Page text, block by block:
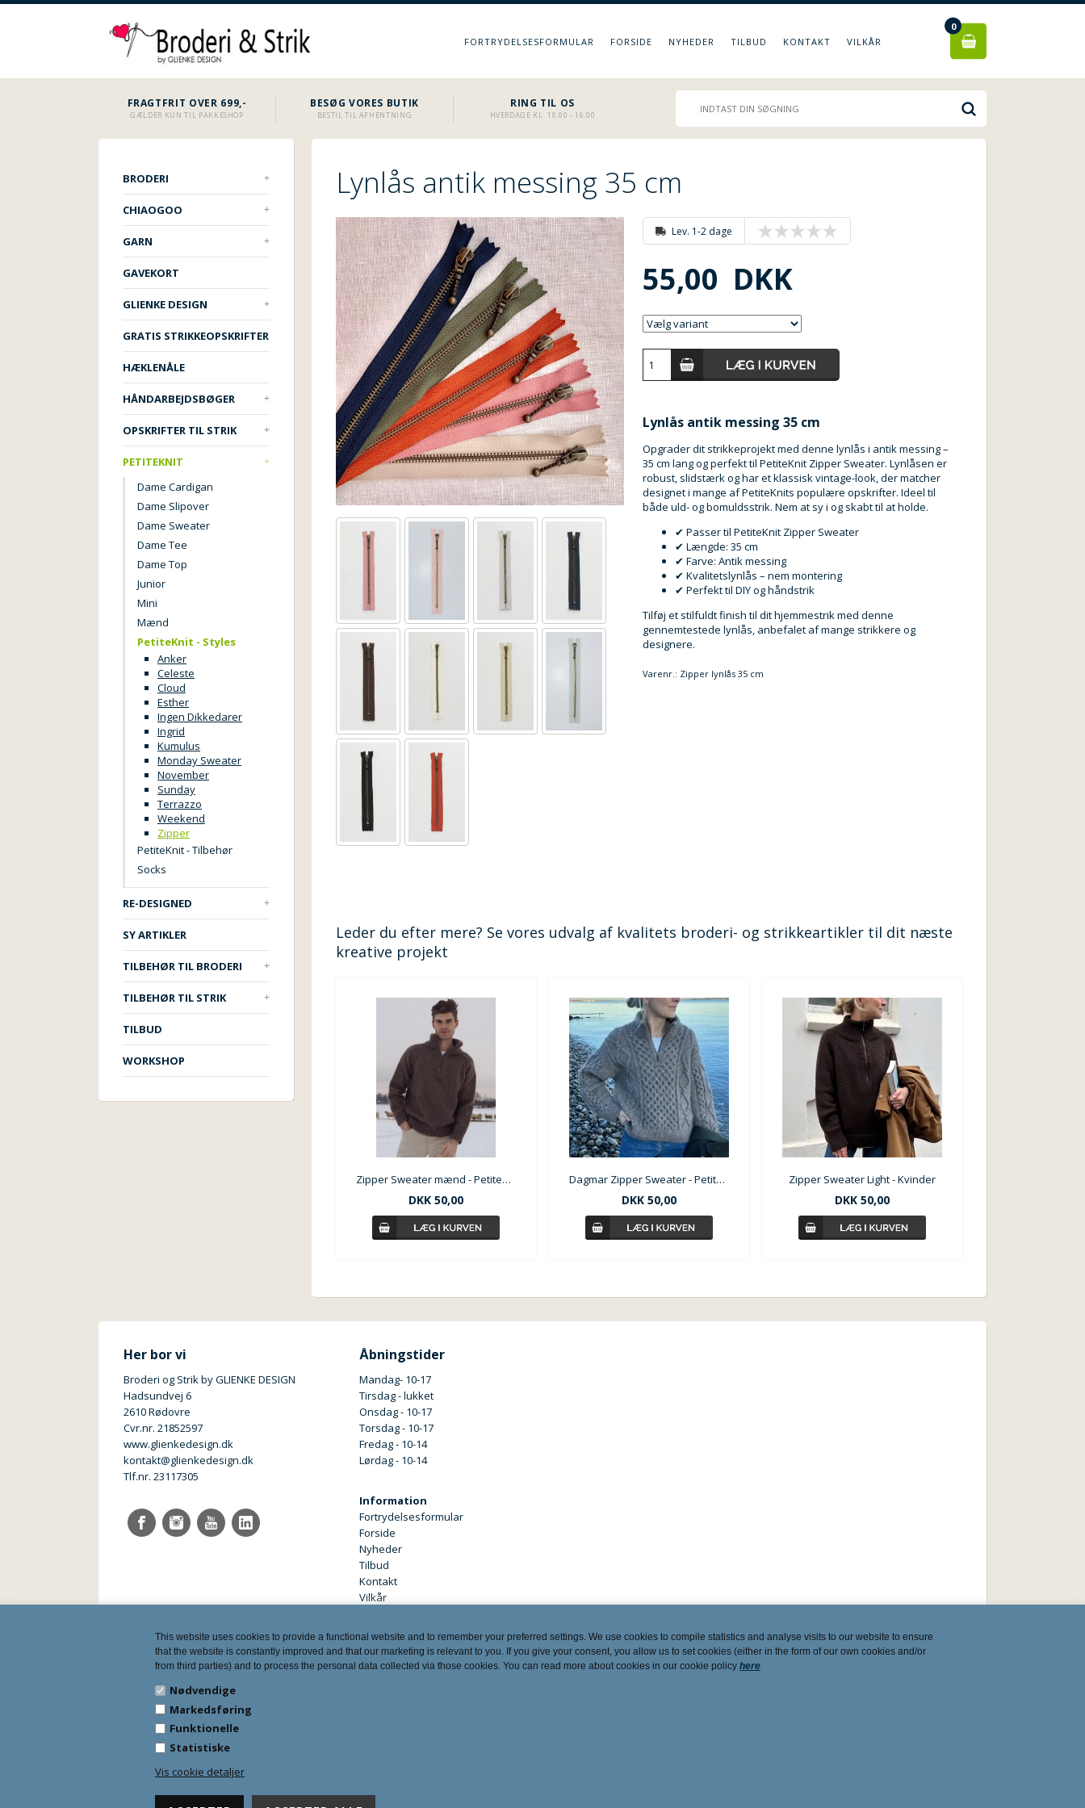
This website uses cookies to provide a functional website and to remember your preferred settings. We use cookies to compile statistics and analyse visits to our website to ensure
that the website is constantly improved and that our marketing is relevant to you. If you give your consent, you allow us to set cookies (either in the form of our own cookies and/or
from third parties) and to process the personal data collected via those cookies. You can read more about cookies in our cookie policy here
Nødvendige
Markedsføring
Funktionelle
Statistiske
Vis cookie detaljer
FORTRYDELSESFORMULAR FORSIDE NYHEDER TILBUD KONTAKT VILKÅR
0
FRAGTFRIT OVER 699,-
GÆLDER KUN TIL PAKKESHOP
BESØG VORES BUTIK
BESTIL TIL AFHENTNING
RING TIL OS
HVERDAGE KL. 10.00 - 16.00
BRODERI
CHIAOGOO
GARN
GAVEKORT
GLIENKE DESIGN
GRATIS STRIKKEOPSKRIFTER
HÆKLENÅLE
HÅNDARBEJDSBØGER
OPSKRIFTER TIL STRIK
PETITEKNIT
Dame Cardigan
Dame Slipover
Dame Sweater
Dame Tee
Dame Top
Junior
Mini
Mænd
PetiteKnit - Styles
Anker
Celeste
Cloud
Esther
Ingen Dikkedarer
Ingrid
Kumulus
Monday Sweater
November
Sunday
Terrazzo
Weekend
Zipper
PetiteKnit - Tilbehør
Socks
RE-DESIGNED
SY ARTIKLER
TILBEHØR TIL BRODERI
TILBEHØR TIL STRIK
TILBUD
WORKSHOP
Lynlås antik messing 35 cm
Lev. 1-2 dage
55,00 DKK
Lynlås antik messing 35 cm
Opgrader dit strikkeprojekt med denne lynlås i antik messing –
35 cm lang og perfekt til PetiteKnit Zipper Sweater. Lynlåsen er
robust, slidstærk og har et klassisk vintage-look, der matcher
designet i mange af PetiteKnits populære opskrifter. Ideel til
både uld- og bomuldsstrik. Nem at sy i og skabt til at holde.
✔ Passer til PetiteKnit Zipper Sweater
✔ Længde: 35 cm
✔ Farve: Antik messing
✔ Kvalitetslynlås – nem montering
✔ Perfekt til DIY og håndstrik
Tilføj et stilfuldt finish til dit hjemmestrik med denne
gennemtestede lynlås, anbefalet af mange strikkere og
designere.
Varenr.: Zipper lynlås 35 cm
Leder du efter mere? Se vores udvalg af kvalitets broderi- og strikkeartikler til dit næste
kreative projekt
Zipper Sweater mænd - PetiteKnit
DKK 50,00
Dagmar Zipper Sweater - PetiteKnit
DKK 50,00
Zipper Sweater Light - Kvinder
DKK 50,00
Her bor vi
Broderi og Strik by GLIENKE DESIGN
Hadsundvej 6
2610 Rødovre
Cvr.nr. 21852597
www.glienkedesign.dk
kontakt@glienkedesign.dk
Tlf.nr. 23117305
Åbningstider
Mandag- 10-17
Tirsdag - lukket
Onsdag - 10-17
Torsdag - 10-17
Fredag - 10-14
Lørdag - 10-14
Information
Fortrydelsesformular
Forside
Nyheder
Tilbud
Kontakt
Vilkår